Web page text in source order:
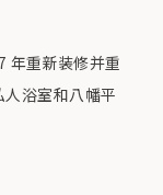
年重新装修并重
人浴室和八幡平